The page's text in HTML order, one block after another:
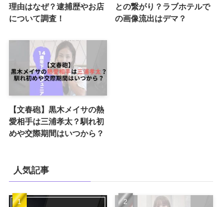
理由はなぜ？逮捕歴やお店
について調査！
との繋がり？ラブホテルで
の画像流出はデマ？
【文春砲】黒木メイサの熱
愛相手は三浦孝太？馴れ初
めや交際期間はいつから？
人気記事